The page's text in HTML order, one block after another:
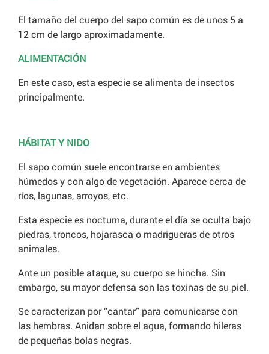
El tamaño del cuerpo del sapo común es de unos 5 a
12 cm de largo aproximadamente.
ALIMENTACIÓN
En este caso, esta especie se alimenta de insectos
principalmente.
HÁBITAT Y NIDO
El sapo común suele encontrarse en ambientes
húmedos y con algo de vegetación. Aparece cerca de
ríos, lagunas, arroyos, etc.
Esta especie es nocturna, durante el día se oculta bajo
piedras, troncos, hojarasca o madrigueras de otros
animales.
Ante un posible ataque, su cuerpo se hincha. Sin
embargo, su mayor defensa son las toxinas de su piel.
Se caracterizan por “cantar” para comunicarse con
las hembras. Anidan sobre el agua, formando hileras
de pequeñas bolas negras.